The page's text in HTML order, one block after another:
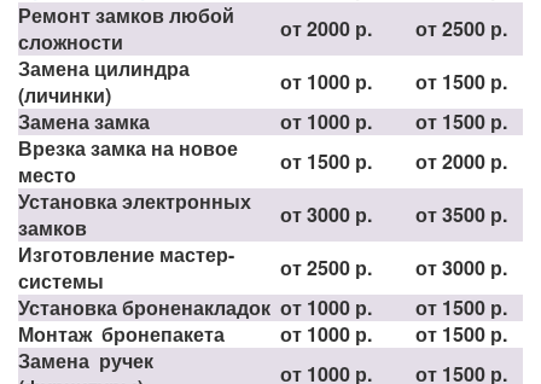
Ремонт замков любой
сложности
от 2000 р.
от 2500 р.
Замена цилиндра
(личинки)
от 1000 р.
от 1500 р.
Замена замка
от 1000 р.
от 1500 р.
Врезка замка на новое
место
от 1500 р.
от 2000 р.
Установка электронных
замков
от 3000 р.
от 3500 р.
Изготовление мастер-
системы
от 2500 р.
от 3000 р.
Установка броненакладок от 1000 р.
от 1500 р.
Монтаж бронепакета
от 1000 р.
от 1500 р.
Замена ручек
от 1000 р.
от 1500 р.